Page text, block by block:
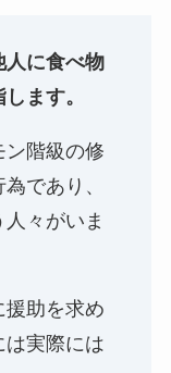
人に食べ物
ます。
ン階級の修
であり、
々がいま
援助を求め
は実際には